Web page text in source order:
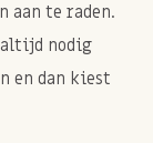
aan te raden.
nodig
en dan kiest